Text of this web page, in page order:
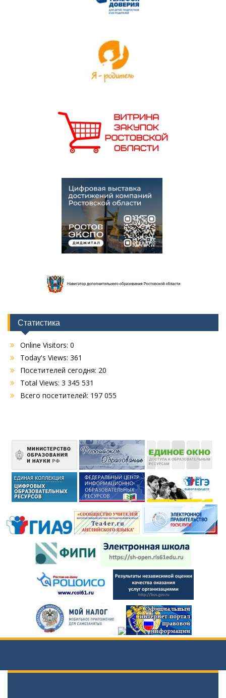
Статистика
Online Visitors: 0
Today's Views: 361
Посетителей сегодня: 20
Total Views: 3 345 531
Всего посетителей: 197 055